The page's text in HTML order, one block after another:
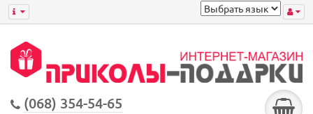
(068) 354-54-65